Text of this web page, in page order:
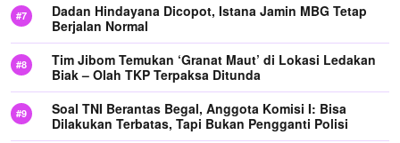
Dadan Hindayana Dicopot, Istana Jamin MBG Tetap
Berjalan Normal
Tim Jibom Temukan ‘Granat Maut’ di Lokasi Ledakan
Biak – Olah TKP Terpaksa Ditunda
Soal TNI Berantas Begal, Anggota Komisi I: Bisa
Dilakukan Terbatas, Tapi Bukan Pengganti Polisi